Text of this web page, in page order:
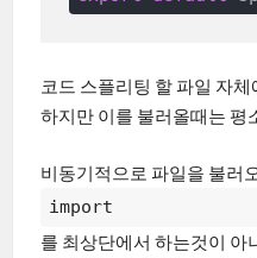
코드 스플리팅 할 파일 자
하지만 이를 불러올때는 평
비동기적으로 파일을 불러
import
를 최상단에서 하는것이 아